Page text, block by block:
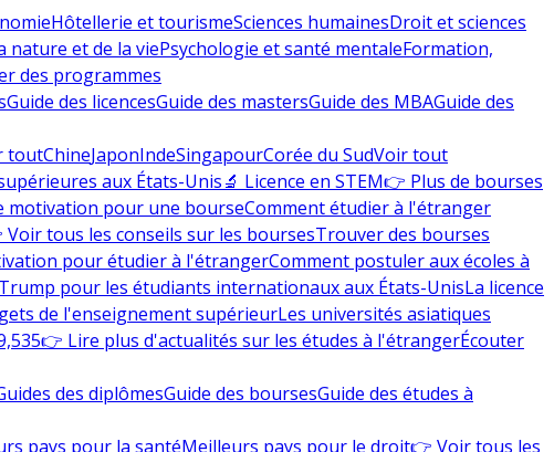
Hôtellerie et tourismeSciences humainesDroit et sciences
nature et de la viePsychologie et santé mentaleFormation,
des programmes
Guide des licencesGuide des mastersGuide des MBAGuide des
toutChineJaponIndeSingapourCorée du SudVoir tout
aux États-Unis🔬 Licence en STEM👉 Plus de bourses
motivation pour une bourseComment étudier à l'étranger
Voir tous les conseils sur les boursesTrouver des bourses
pour étudier à l'étrangerComment postuler aux écoles à
pour les étudiants internationaux aux États-UnisLa licence
de l'enseignement supérieurLes universités asiatiques
👉 Lire plus d'actualités sur les études à l'étrangerÉcouter
des diplômesGuide des boursesGuide des études à
pays pour la santéMeilleurs pays pour le droit👉 Voir tous les